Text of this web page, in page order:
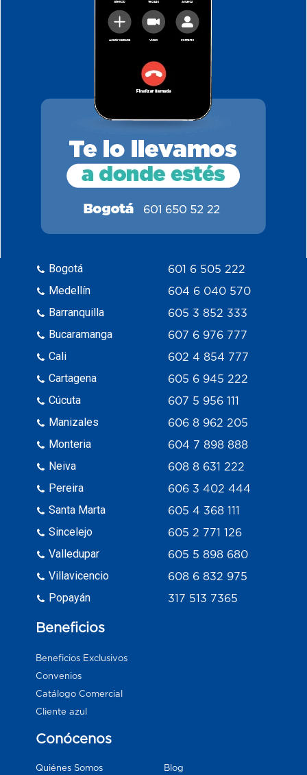
Bogotá
Medellín
Barranquilla
Bucaramanga
Cali
Cartagena
Cúcuta
Manizales
Monteria
Neiva
Pereira
Santa Marta
Sincelejo
Valledupar
Villavicencio
Popayán
601 6 505 222
604 6 040 570
605 3 852 333
607 6 976 777
602 4 854 777
605 6 945 222
607 5 956 111
606 8 962 205
604 7 898 888
608 8 631 222
606 3 402 444
605 4 368 111
605 2 771 126
605 5 898 680
608 6 832 975
317 513 7365
Beneficios
Beneficios Exclusivos
Convenios
Catálogo Comercial
Cliente azul
Conócenos
Quiénes Somos
Blog